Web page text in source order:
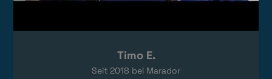
Timo E.
Seit 2018 bei Marador